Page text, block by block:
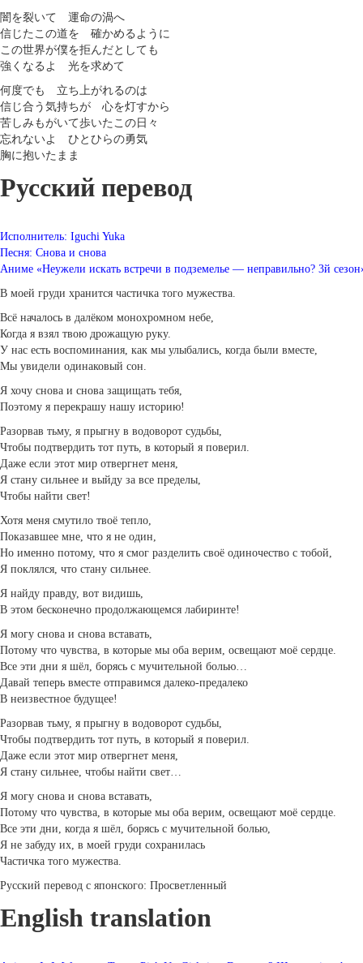
闇を裂いて 運命の渦へ
信じたこの道を 確かめるように
この世界が僕を拒んだとしても
強くなるよ 光を求めて
何度でも 立ち上がれるのは
信じ合う気持ちが 心を灯すから
苦しみもがいて歩いたこの日々
忘れないよ ひとひらの勇気
胸に抱いたまま
Русский перевод
Исполнитель: Iguchi Yuka
Песня: Снова и снова
Аниме «Неужели искать встречи в подземелье — неправильно? 3й
В моей груди хранится частичка того мужества.
Всё началось в далёком монохромном небе,
Когда я взял твою дрожащую руку.
У нас есть воспоминания, как мы улыбались, когда были вместе,
Мы увидели одинаковый сон.
Я хочу снова и снова защищать тебя,
Поэтому я перекрашу нашу историю!
Разорвав тьму, я прыгну в водоворот судьбы,
Чтобы подтвердить тот путь, в который я поверил.
Даже если этот мир отвергнет меня,
Я стану сильнее и выйду за все пределы,
Чтобы найти свет!
Хотя меня смутило твоё тепло,
Показавшее мне, что я не один,
Но именно потому, что я смог разделить своё одиночество с тобой,
Я поклялся, что стану сильнее.
Я найду правду, вот видишь,
В этом бесконечно продолжающемся лабиринте!
Я могу снова и снова вставать,
Потому что чувства, в которые мы оба верим, освещают моё сердце.
Все эти дни я шёл, борясь с мучительной болью…
Давай теперь вместе отправимся далеко-предалеко
В неизвестное будущее!
Разорвав тьму, я прыгну в водоворот судьбы,
Чтобы подтвердить тот путь, в который я поверил.
Даже если этот мир отвергнет меня,
Я стану сильнее, чтобы найти свет…
Я могу снова и снова вставать,
Потому что чувства, в которые мы оба верим, освещают моё сердце.
Все эти дни, когда я шёл, борясь с мучительной болью,
Я не забуду их, в моей груди сохранилась
Частичка того мужества.
Русский перевод с японского: Просветленный
English translation